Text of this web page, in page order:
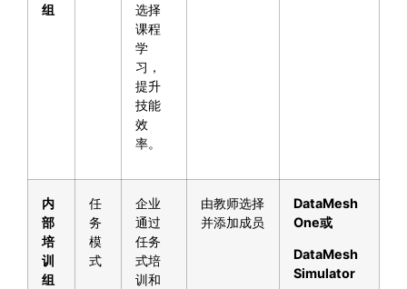
组
选择
课程
学
习，
提升
技能
效
率。
内
部
培
训
组
任
务
模
式
企业
通过
任务
式培
训和
由教师选择
并添加成员
DataMesh
One或
DataMesh
Simulator